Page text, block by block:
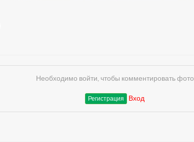
Необходимо войти, чтобы комментировать фото
Регистрация Вход